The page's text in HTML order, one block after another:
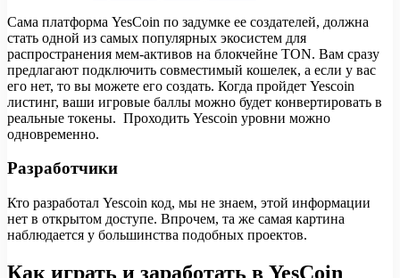
Сама платформа YesCoin по задумке ее создателей, должна
стать одной из самых популярных экосистем для
распространения мем-активов на блокчейне TON. Вам сразу
предлагают подключить совместимый кошелек, а если у вас
его нет, то вы можете его создать. Когда пройдет Yescoin
листинг, ваши игровые баллы можно будет конвертировать в
реальные токены. Проходить Yescoin уровни можно
одновременно.
Разработчики
Кто разработал Yescoin код, мы не знаем, этой информации
нет в открытом доступе. Впрочем, та же самая картина
наблюдается у большинства подобных проектов.
Как играть и заработать в YesCoin